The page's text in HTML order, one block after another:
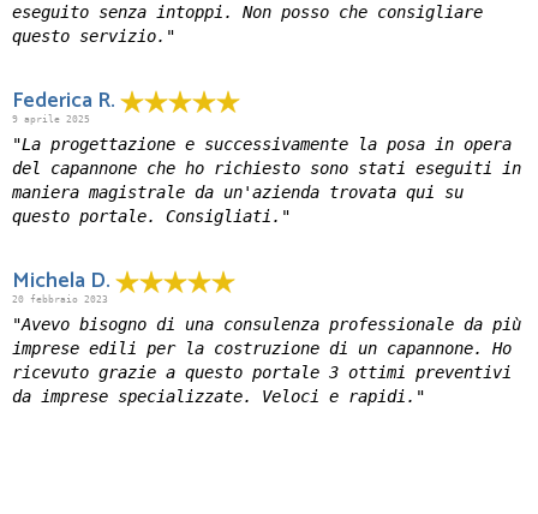
eseguito senza intoppi. Non posso che consigliare
questo servizio."
Federica R.
9 aprile 2025
"La progettazione e successivamente la posa in opera
del capannone che ho richiesto sono stati eseguiti in
maniera magistrale da un'azienda trovata qui su
questo portale. Consigliati."
Michela D.
20 febbraio 2023
"Avevo bisogno di una consulenza professionale da più
imprese edili per la costruzione di un capannone. Ho
ricevuto grazie a questo portale 3 ottimi preventivi
da imprese specializzate. Veloci e rapidi."